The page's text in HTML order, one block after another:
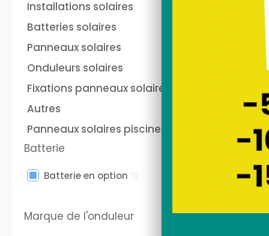
plug and play Anker
Installations solaires
Batteries solaires
Panneaux solaires
Onduleurs solaires
Fixations panneaux solaires
Autres
Panneaux solaires piscine
Batterie
Batterie en option 12
Marque de l'onduleur